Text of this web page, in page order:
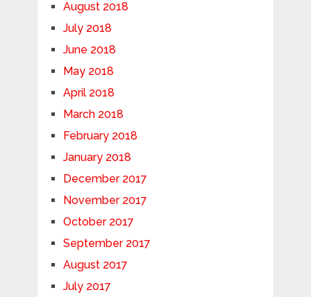
August 2018
July 2018
June 2018
May 2018
April 2018
March 2018
February 2018
January 2018
December 2017
November 2017
October 2017
September 2017
August 2017
July 2017